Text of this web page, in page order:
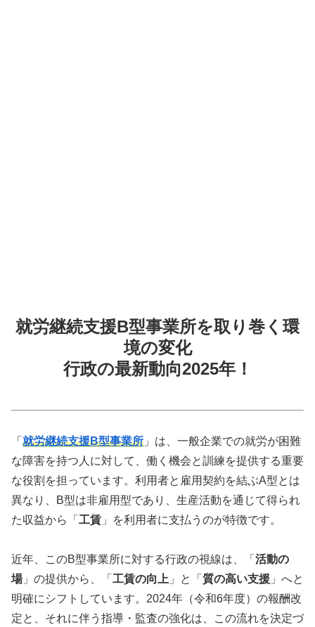
就労継続支援B型事業所を取り巻く環
境の変化
行政の最新動向2025年！
「 就労継続支援B型事業所 」は、一般企業での就労が困難
な障害を持つ人に対して、働く機会と訓練を提供する重要
な役割を担っています。利用者と雇用契約を結ぶA型とは
異なり、B型は非雇用型であり、生産活動を通じて得られ
た収益から「 工賃 」を利用者に支払うのが特徴です。
近年、このB型事業所に対する行政の視線は、「 活動の
場」の提供から、「 工賃の向上 」と「 質の高い支援 」へと
明確にシフトしています。2024年（令和6年度）の報酬改
定と、それに伴う指導・監査の強化は、この流れを決定づ